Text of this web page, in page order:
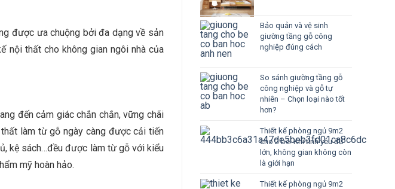
được ưa chuộng bởi đa dạng về sản
nội thất cho không gian ngôi nhà của
đến cảm giác chắn chắn, vững chãi
làm từ gỗ ngày càng được cải tiến
kệ sách…đều được làm từ gỗ với kiểu
mỹ hoàn hảo.
Bảo quản và vệ sinh
giường tầng gỗ công
nghiệp đúng cách
So sánh giường tầng gỗ
công nghiệp và gỗ tự
nhiên – Chọn loại nào tốt
hơn?
Thiết kế phòng ngủ 9m2
cho 2 bé: Khi tình yêu đủ
lớn, không gian không còn
là giới hạn
Thiết kế phòng ngủ 9m2